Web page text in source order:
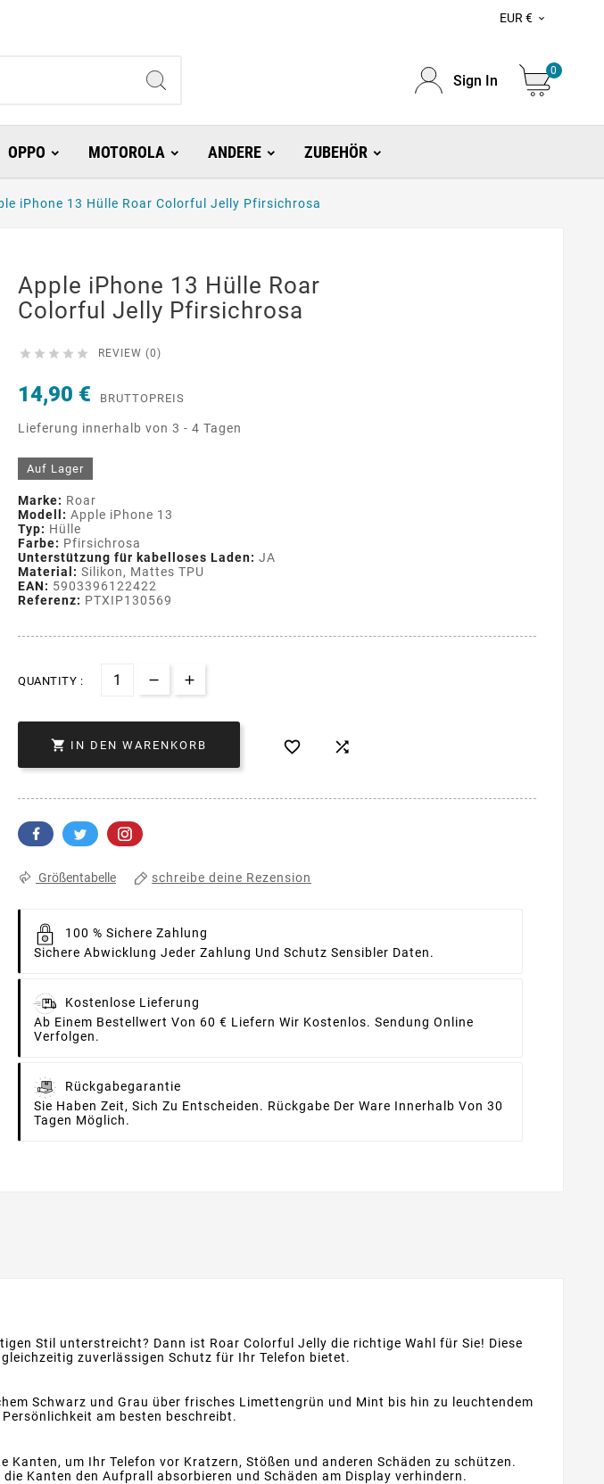
EUR € 
Sign In
0
OPPO MOTOROLA ANDERE ZUBEHÖR
iPhone 13 Hülle Roar Colorful Jelly Pfirsichrosa
Apple iPhone 13 Hülle Roar
Colorful Jelly Pfirsichrosa
     REVIEW (0)
14,90 € BRUTTOPREIS
Lieferung innerhalb von 3 - 4 Tagen
Auf Lager
Marke: Roar
Modell: Apple iPhone 13
Typ: Hülle
Farbe: Pfirsichrosa
Unterstützung für kabelloses Laden: JA
Material: Silikon, Mattes TPU
EAN: 5903396122422
Referenz: PTXIP130569
QUANTITY :
 IN DEN WARENKORB  
Größentabelle schreibe deine Rezension
100 % Sichere Zahlung
Sichere Abwicklung Jeder Zahlung Und Schutz Sensibler Daten.
Kostenlose Lieferung
Ab Einem Bestellwert Von 60 € Liefern Wir Kostenlos. Sendung Online
Verfolgen.
Rückgabegarantie
Sie Haben Zeit, Sich Zu Entscheiden. Rückgabe Der Ware Innerhalb Von 30
Tagen Möglich.
Stil unterstreicht? Dann ist Roar Colorful Jelly die richtige Wahl für Sie! Diese
zuverlässigen Schutz für Ihr Telefon bietet.
Schwarz und Grau über frisches Limettengrün und Mint bis hin zu leuchtendem
am besten beschreibt.
um Ihr Telefon vor Kratzern, Stößen und anderen Schäden zu schützen.
Kanten den Aufprall absorbieren und Schäden am Display verhindern.